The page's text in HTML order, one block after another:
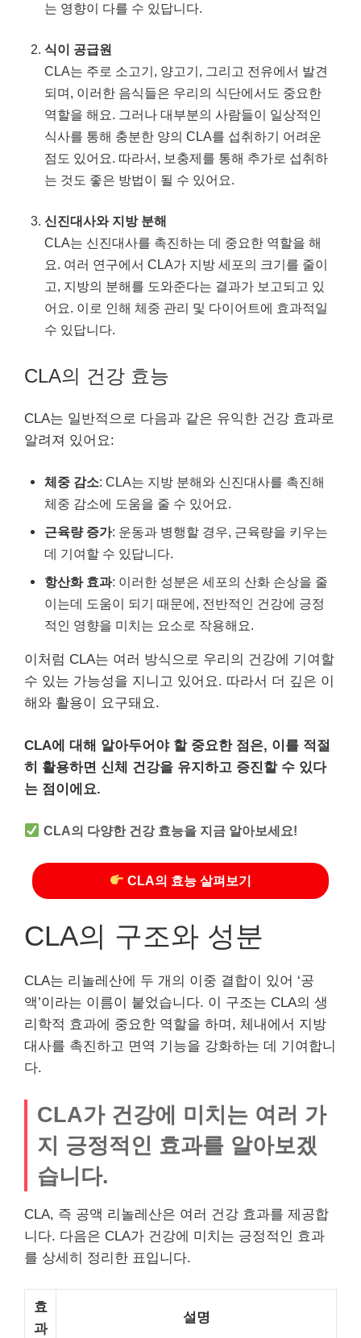
는 영향이 다를 수 있답니다.
식이 공급원
CLA는 주로 소고기, 양고기, 그리고 전유에서 발견
되며, 이러한 음식들은 우리의 식단에서도 중요한
역할을 해요. 그러나 대부분의 사람들이 일상적인
식사를 통해 충분한 양의 CLA를 섭취하기 어려운
점도 있어요. 따라서, 보충제를 통해 추가로 섭취하
는 것도 좋은 방법이 될 수 있어요.
신진대사와 지방 분해
CLA는 신진대사를 촉진하는 데 중요한 역할을 해
요. 여러 연구에서 CLA가 지방 세포의 크기를 줄이
고, 지방의 분해를 도와준다는 결과가 보고되고 있
어요. 이로 인해 체중 관리 및 다이어트에 효과적일
수 있답니다.
CLA의 건강 효능
CLA는 일반적으로 다음과 같은 유익한 건강 효과로
알려져 있어요:
체중 감소: CLA는 지방 분해와 신진대사를 촉진해
체중 감소에 도움을 줄 수 있어요.
근육량 증가: 운동과 병행할 경우, 근육량을 키우는
데 기여할 수 있답니다.
항산화 효과: 이러한 성분은 세포의 산화 손상을 줄
이는데 도움이 되기 때문에, 전반적인 건강에 긍정
적인 영향을 미치는 요소로 작용해요.
이처럼 CLA는 여러 방식으로 우리의 건강에 기여할
수 있는 가능성을 지니고 있어요. 따라서 더 깊은 이
해와 활용이 요구돼요.
CLA에 대해 알아두어야 할 중요한 점은, 이를 적절
히 활용하면 신체 건강을 유지하고 증진할 수 있다
는 점이에요.
CLA의 다양한 건강 효능을 지금 알아보세요!
CLA의 효능 살펴보기
CLA의 구조와 성분
CLA는 리놀레산에 두 개의 이중 결합이 있어 ‘공
액’이라는 이름이 붙었습니다. 이 구조는 CLA의 생
리학적 효과에 중요한 역할을 하며, 체내에서 지방
대사를 촉진하고 면역 기능을 강화하는 데 기여합니
다.
CLA가 건강에 미치는 여러 가
지 긍정적인 효과를 알아보겠
습니다.
CLA, 즉 공액 리놀레산은 여러 건강 효과를 제공합
니다. 다음은 CLA가 건강에 미치는 긍정적인 효과
를 상세히 정리한 표입니다.
효
과
설명